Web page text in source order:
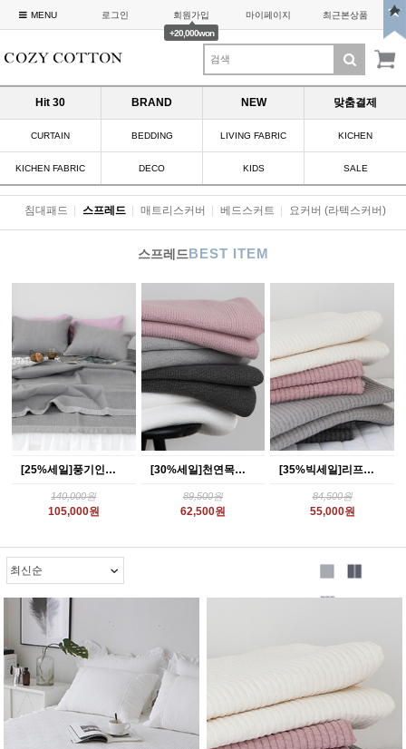
MENU 로그인
회원가입
+20,000won
마이페이지 최근본상품
Hit 30 BRAND NEW 맞춤결제
CURTAIN BEDDING LIVING FABRIC KICHEN
KICHEN FABRIC DECO KIDS SALE
침대패드 스프레드 매트리스커버 베드스커트 요커버 (라텍스커버)
스프레드BEST ITEM
[25%세일]풍기인견 목화솜 스프레드_4color
140,000원
105,000원
[30%세일]천연목화솜 패드겸 스프레드 4color
89,500원
62,500원
[35%빅세일]리프레쉬 피그먼트 코튼 패드_4color
84,500원
55,000원